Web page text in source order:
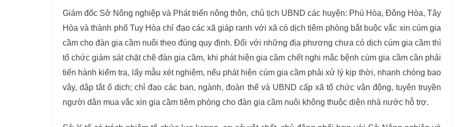
Giám đốc Sở Nông nghiệp và Phát triển nông thôn, chủ tịch UBND các huyện: Phú Hòa, Đông Hòa, Tây
Hòa và thành phố Tuy Hòa chỉ đạo các xã giáp ranh với xã có dịch tiêm phòng bắt buộc vắc xin cúm gia
cầm cho đàn gia cầm nuôi theo đúng quy định. Đối với những địa phương chưa có dịch cúm gia cầm thì
tổ chức giám sát chặt chẽ đàn gia cầm, khi phát hiện gia cầm chết nghi mắc bệnh cúm gia cầm cần phải
tiến hành kiểm tra, lấy mẫu xét nghiệm, nếu phát hiện cúm gia cầm phải xử lý kịp thời, nhanh chóng bao
vây, dập tắt ổ dịch; chỉ đạo các ban, ngành, đoàn thể và UBND cấp xã tổ chức vận động, tuyên truyền
người dân mua vắc xin gia cầm tiêm phòng cho đàn gia cầm nuôi không thuộc diện nhà nước hỗ trợ.